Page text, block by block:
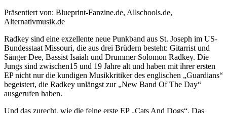
Präsentiert von: Blueprint-Fanzine.de, Allschools.de,
Alternativmusik.de
Radkey sind eine exzellente neue Punkband aus St. Joseph im US-
Bundesstaat Missouri, die aus drei Brüdern besteht: Gitarrist und
Sänger Dee, Bassist Isaiah und Drummer Solomon Radkey. Die
Jungs sind zwischen15 und 19 Jahre alt und haben mit ihrer ersten
EP nicht nur die kundigen Musikkritiker des englischen „Guardians“
begeistert, die Radkey unlängst zur „New Band Of The Day“
ausgerufen haben.
Und das zurecht, wie die feine erste EP „Cats And Dogs“. Das